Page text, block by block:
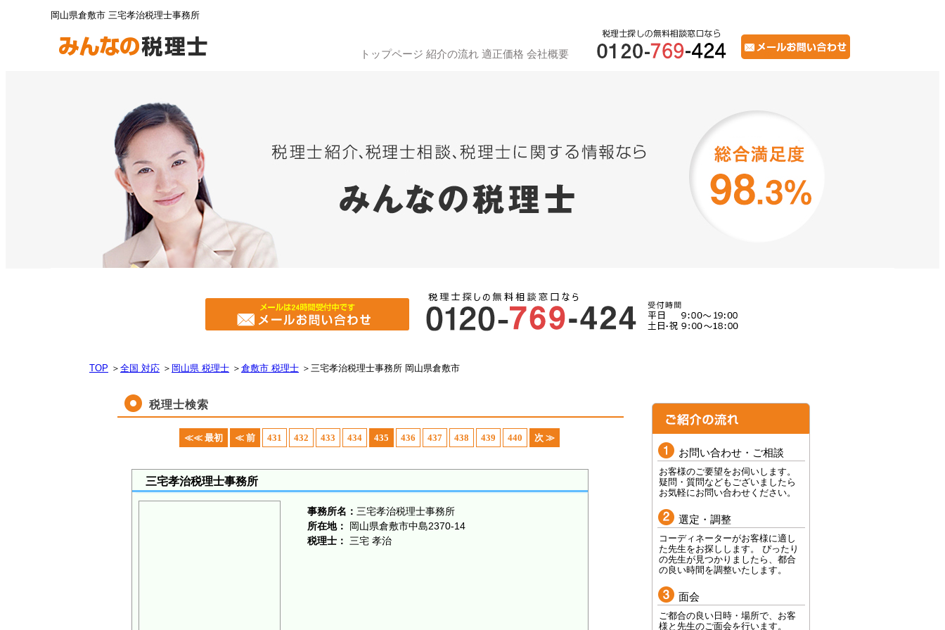
岡山県倉敷市 三宅孝治税理士事務所
トップページ 紹介の流れ 適正価格 会社概要
TOP ＞ 全国 対応 ＞ 岡山県 税理士 ＞ 倉敷市 税理士 ＞ 三宅孝治税理士事務所 岡山県倉敷市
税理士検索
≪≪ 最初 ≪ 前 431 432 433 434 435 436 437 438 439 440 次 ≫
三宅孝治税理士事務所
事務所名： 三宅孝治税理士事務所
所在地：
岡山県倉敷市中島2370-14
税理士：
三宅 孝治
お問い合わせ・ご相談
お客様のご要望をお伺いします。
疑問・質問などもございましたら
お気軽にお問い合わせください。
選定・調整
コーディネーターがお客様に適し
た先生をお探しします。 ぴったり
の先生が見つかりましたら、都合
の良い時間を調整いたします。
面会
ご都合の良い日時・場所で、お客
様と先生のご面会を行います。